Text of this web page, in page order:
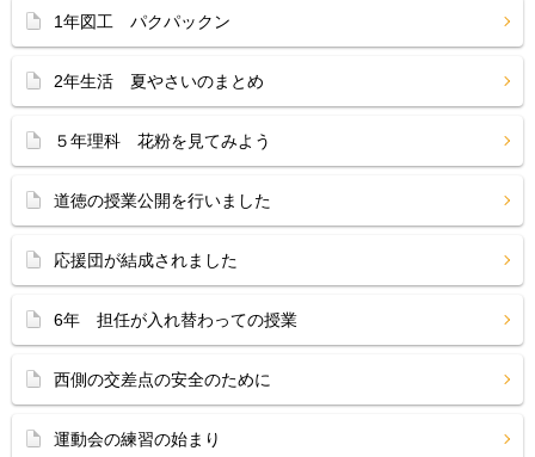
1年図工 パクパックン
2年生活 夏やさいのまとめ
５年理科 花粉を見てみよう
道徳の授業公開を行いました
応援団が結成されました
6年 担任が入れ替わっての授業
西側の交差点の安全のために
運動会の練習の始まり